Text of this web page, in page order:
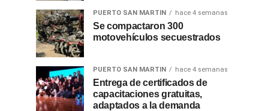
PUERTO SAN MARTIN hace 4 semanas
Se compactaron 300
motovehículos secuestrados
PUERTO SAN MARTIN hace 4 semanas
Entrega de certificados de
capacitaciones gratuitas,
adaptados a la demanda